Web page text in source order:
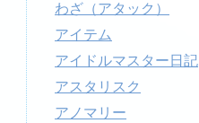
わざ（アタック）
アイテム
アイドルマスター日記
アスタリスク
アノマリー